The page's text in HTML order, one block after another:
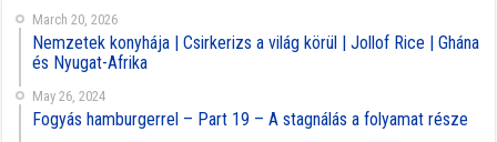
March 20, 2026
Nemzetek konyhája | Csirkerizs a világ körül | Jollof Rice | Ghána
és Nyugat-Afrika
May 26, 2024
Fogyás hamburgerrel – Part 19 – A stagnálás a folyamat része